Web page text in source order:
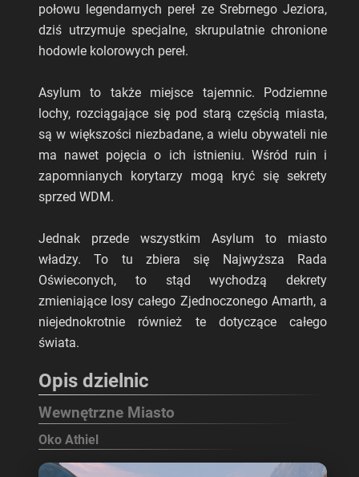
połowu legendarnych pereł ze Srebrnego Jeziora,
dziś utrzymuje specjalne, skrupulatnie chronione
hodowle kolorowych pereł.
Asylum to także miejsce tajemnic. Podziemne
lochy, rozciągające się pod starą częścią miasta,
są w większości niezbadane, a wielu obywateli nie
ma nawet pojęcia o ich istnieniu. Wśród ruin i
zapomnianych korytarzy mogą kryć się sekrety
sprzed WDM.
Jednak przede wszystkim Asylum to miasto
władzy. To tu zbiera się Najwyższa Rada
Oświeconych, to stąd wychodzą dekrety
zmieniające losy całego Zjednoczonego Amarth, a
niejednokrotnie również te dotyczące całego
świata.
Opis dzielnic
Wewnętrzne Miasto
Oko Athiel